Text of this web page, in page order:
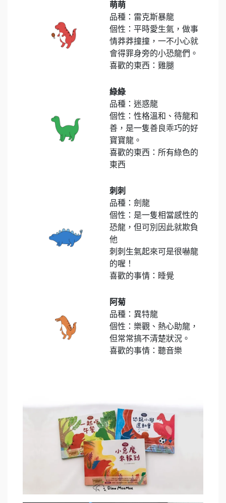
萌萌
品種：雷克斯暴龍
個性：平時愛生氣，做事
情莽莽撞撞，一不小心就
會得罪身旁的小恐龍們。
喜歡的東西：雞腿
綠綠
品種：迷惑龍
個性：性格溫和、待龍和
善，是一隻善良乖巧的好
寶寶龍。
喜歡的東西：所有綠色的
東西
刺刺
品種：劍龍
個性：是一隻相當感性的
恐龍，但可別因此就欺負
他
刺刺生氣起來可是很嚇龍
的喔！
喜歡的事情：睡覺
阿菊
品種：異特龍
個性：樂觀、熱心助龍，
但常常搞不清楚狀況。
喜歡的事情：聽音樂